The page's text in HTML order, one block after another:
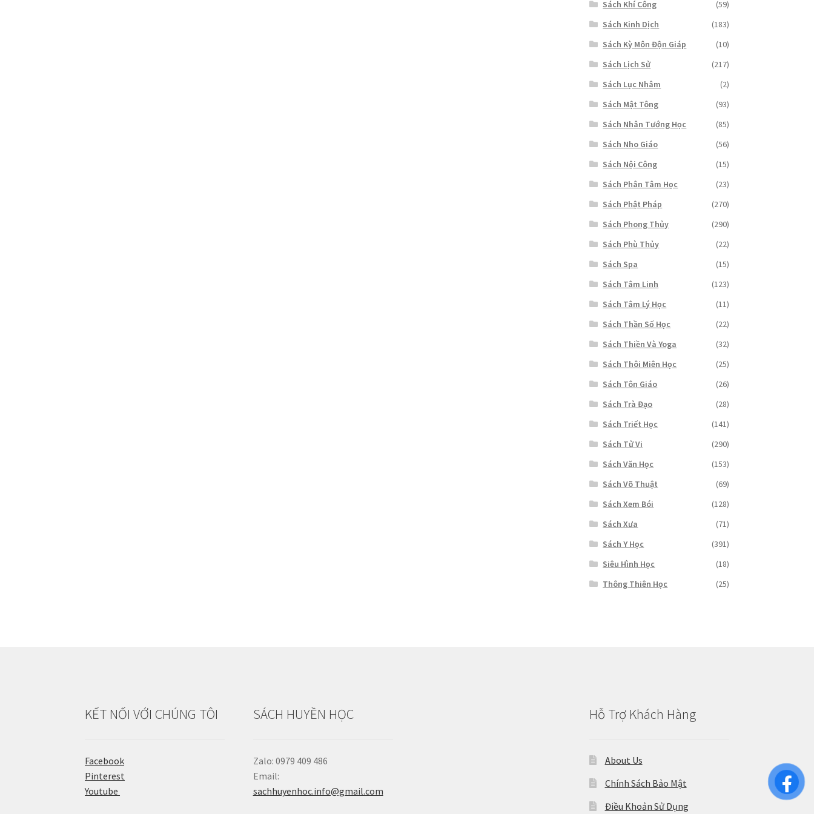
Sách Khí Công
(59)
Sách Kinh Dịch
(183)
Sách Kỳ Môn Độn Giáp
(10)
Sách Lịch Sử
(217)
Sách Lục Nhâm
(2)
Sách Mật Tông
(93)
Sách Nhân Tướng Học
(85)
Sách Nho Giáo
(56)
Sách Nội Công
(15)
Sách Phân Tâm Học
(23)
Sách Phật Pháp
(270)
Sách Phong Thủy
(290)
Sách Phù Thủy
(22)
Sách Spa
(15)
Sách Tâm Linh
(123)
Sách Tâm Lý Học
(11)
Sách Thần Số Học
(22)
Sách Thiền Và Yoga
(32)
Sách Thôi Miên Học
(25)
Sách Tôn Giáo
(26)
Sách Trà Đạo
(28)
Sách Triết Học
(141)
Sách Tử Vi
(290)
Sách Văn Học
(153)
Sách Võ Thuật
(69)
Sách Xem Bói
(128)
Sách Xưa
(71)
Sách Y Học
(391)
Siêu Hình Học
(18)
Thông Thiên Học
(25)
KẾT NỐI VỚI CHÚNG TÔI
Facebook
Pinterest
Youtube
SÁCH HUYỀN HỌC
Zalo: 0979 409 486
Email:
sachhuyenhoc.info@gmail.com
Hỗ Trợ Khách Hàng
About Us
Chính Sách Bảo Mật
Điều Khoản Sử Dụng